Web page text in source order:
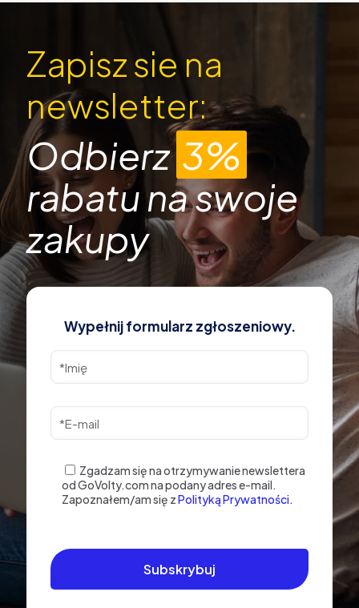
Zapisz sie na
newsletter:
Odbierz3%
rabatu na swoje
zakupy
Wypełnij formularz zgłoszeniowy.
Zgadzam się na otrzymywanie newslettera
od GoVolty.com na podany adres e-mail.
Zapoznałem/am się zPolityką Prywatności.